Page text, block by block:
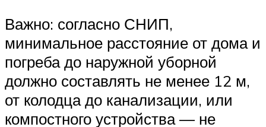
Важно: согласно СНИП,
минимальное расстояние от дома и
погреба до наружной уборной
должно составлять не менее 12 м,
от колодца до канализации, или
компостного устройства ― не